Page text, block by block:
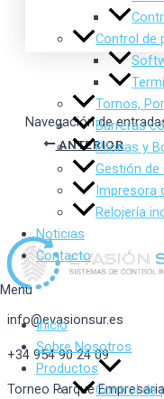
Control de
Tornos,
Barreras
Pilonas y
Gestión de
Impresora
Relojería
Noticias
Contacto
Menu
Inicio
Sobre Nosotros
Productos
Control de
Navegación de
ANTERIOR
info@evasionsur.es
+34 954 90 24 09
Torneo Parque